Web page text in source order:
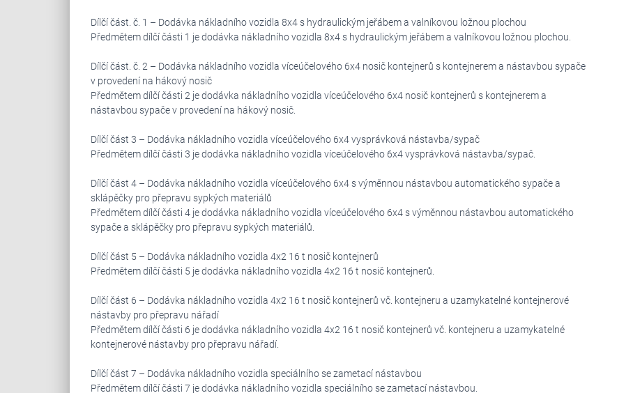
Dílčí část. č. 1 – Dodávka nákladního vozidla 8x4 s hydraulickým jeřábem a valníkovou ložnou plochou
Předmětem dílčí části 1 je dodávka nákladního vozidla 8x4 s hydraulickým jeřábem a valníkovou ložnou plochou.
Dílčí část. č. 2 – Dodávka nákladního vozidla víceúčelového 6x4 nosič kontejnerů s kontejnerem a nástavbou sypače
v provedení na hákový nosič
Předmětem dílčí části 2 je dodávka nákladního vozidla víceúčelového 6x4 nosič kontejnerů s kontejnerem a
nástavbou sypače v provedení na hákový nosič.
Dílčí část 3 – Dodávka nákladního vozidla víceúčelového 6x4 vysprávková nástavba/sypač
Předmětem dílčí části 3 je dodávka nákladního vozidla víceúčelového 6x4 vysprávková nástavba/sypač.
Dílčí část 4 – Dodávka nákladního vozidla víceúčelového 6x4 s výměnnou nástavbou automatického sypače a
sklápěčky pro přepravu sypkých materiálů
Předmětem dílčí části 4 je dodávka nákladního vozidla víceúčelového 6x4 s výměnnou nástavbou automatického
sypače a sklápěčky pro přepravu sypkých materiálů.
Dílčí část 5 – Dodávka nákladního vozidla 4x2 16 t nosič kontejnerů
Předmětem dílčí části 5 je dodávka nákladního vozidla 4x2 16 t nosič kontejnerů.
Dílčí část 6 – Dodávka nákladního vozidla 4x2 16 t nosič kontejnerů vč. kontejneru a uzamykatelné kontejnerové
nástavby pro přepravu nářadí
Předmětem dílčí části 6 je dodávka nákladního vozidla 4x2 16 t nosič kontejnerů vč. kontejneru a uzamykatelné
kontejnerové nástavby pro přepravu nářadí.
Dílčí část 7 – Dodávka nákladního vozidla speciálního se zametací nástavbou
Předmětem dílčí části 7 je dodávka nákladního vozidla speciálního se zametací nástavbou.